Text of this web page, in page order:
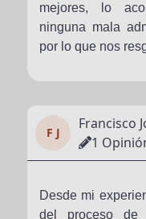
mejores, lo
ninguna mala
por lo que nos
F J
Francisco
1
Desde mi
del proceso de